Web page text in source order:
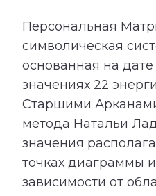
Персональная
символическая
основанная на
значениях 22
Старшими
метода Натальи
значения
точках диаграммы
зависимости от